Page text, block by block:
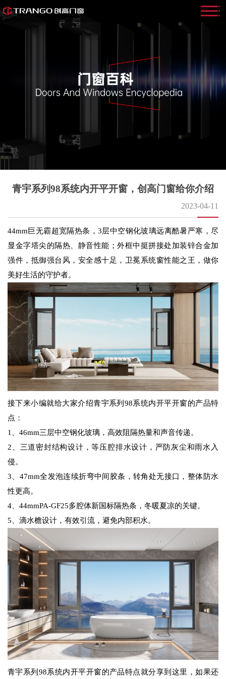
青宇系列98系统内开平开窗，创高门窗给你介绍
2023-04-11
44mm巨无霸超宽隔热条，3层中空钢化玻璃远离酷暑严寒，尽
显金字塔尖的隔热、静音性能；外框中挺拼接处加装锌合金加
强件，抵御强台风，安全感十足，卫冕系统窗性能之王，做你
美好生活的守护者。
接下来小编就给大家介绍青宇系列98系统内开平开窗的产品特
点：
1、46mm三层中空钢化玻璃，高效阻隔热量和声音传递。
2、三道密封结构设计，等压腔排水设计，严防灰尘和雨水入
侵。
3、47mm全发泡连续折弯中间胶条，转角处无接口，整体防水
性更高。
4、44mmPA-GF25多腔体新国标隔热条，冬暖夏凉的关键。
5、滴水檐设计，有效引流，避免内部积水。
青宇系列98系统内开平开窗的产品特点就分享到这里，如果还